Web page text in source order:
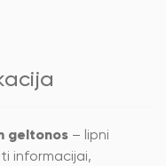
geltonos – lipni
informacijai,